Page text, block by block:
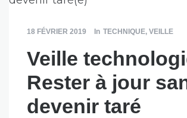
18 FÉVRIER 2019 In TECHNIQUE, VEILLE
Veille
Rester à jour
devenir taré